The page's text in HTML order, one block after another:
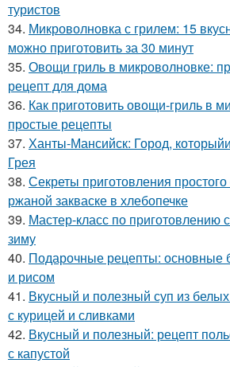
туристов
34. Микроволновка с грилем: 15
можно приготовить за 30 минут
35. Овощи гриль в микроволновке:
рецепт для дома
36. Как приготовить овощи-гриль в
простые рецепты
37. Ханты-Мансийск: Город,
Грея
38. Секреты приготовления
ржаной закваске в хлебопечке
39. Мастер-класс по приготовлению
зиму
40. Подарочные рецепты: основные
и рисом
41. Вкусный и полезный суп из
с курицей и сливками
42. Вкусный и полезный: рецепт
с капустой